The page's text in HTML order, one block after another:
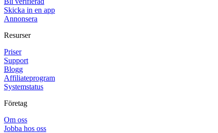
Skicka in en app
Annonsera
Resurser
Priser
Support
Blogg
Affiliateprogram
Systemstatus
Företag
Om oss
Jobba hos oss